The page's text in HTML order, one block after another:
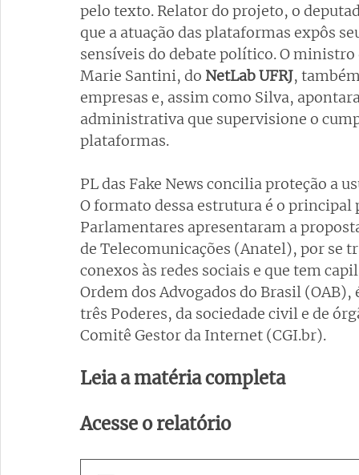
pelo texto. Relator do projeto, o
que a atuação das plataformas expôs
sensíveis do debate político. O
Marie Santini, do NetLab UFRJ,
empresas e, assim como Silva,
administrativa que supervisione o
plataformas.
PL das Fake News concilia proteção a
O formato dessa estrutura é o principal
Parlamentares apresentaram a
de Telecomunicações (Anatel), por se
conexos às redes sociais e que tem
Ordem dos Advogados do Brasil
três Poderes, da sociedade civil e de
Comitê Gestor da Internet (CGI.br).
Leia a matéria completa
Acesse o relatório